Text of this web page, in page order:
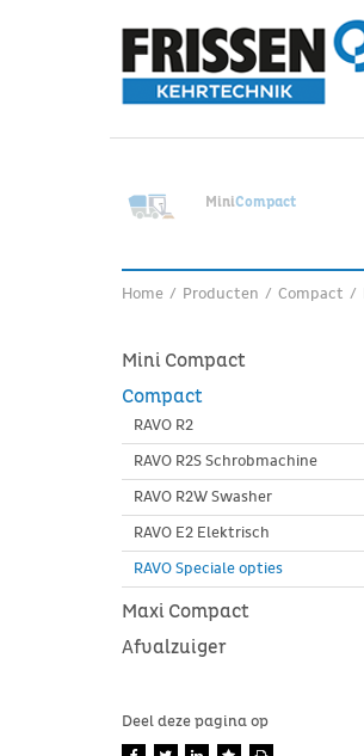
MiniCompact
Home / Producten / Compact /
Mini Compact
Compact
RAVO R2
RAVO R2S Schrobmachine
RAVO R2W Swasher
RAVO E2 Elektrisch
RAVO Speciale opties
Maxi Compact
Afvalzuiger
Deel deze pagina op